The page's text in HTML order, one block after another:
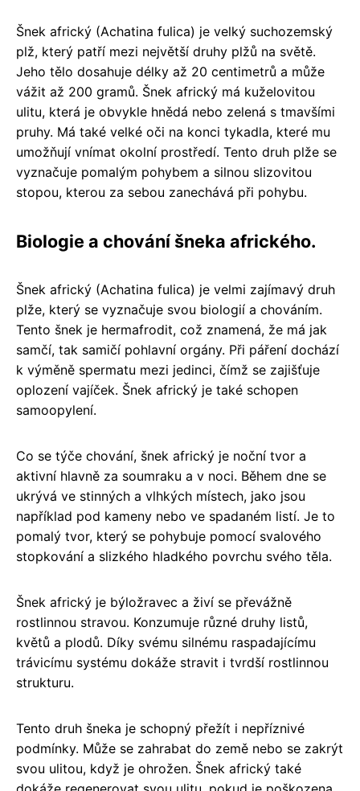
Šnek africký (Achatina fulica) je velký suchozemský
plž, který patří mezi největší druhy plžů na světě.
Jeho tělo dosahuje délky až 20 centimetrů a může
vážit až 200 gramů. Šnek africký má kuželovitou
ulitu, která je obvykle hnědá nebo zelená s tmavšími
pruhy. Má také velké oči na konci tykadla, které mu
umožňují vnímat okolní prostředí. Tento druh plže se
vyznačuje pomalým pohybem a silnou slizovitou
stopou, kterou za sebou zanechává při pohybu.
Biologie a chování šneka afrického.
Šnek africký (Achatina fulica) je velmi zajímavý druh
plže, který se vyznačuje svou biologií a chováním.
Tento šnek je hermafrodit, což znamená, že má jak
samčí, tak samičí pohlavní orgány. Při páření dochází
k výměně spermatu mezi jedinci, čímž se zajišťuje
oplození vajíček. Šnek africký je také schopen
samoopylení.
Co se týče chování, šnek africký je noční tvor a
aktivní hlavně za soumraku a v noci. Během dne se
ukrývá ve stinných a vlhkých místech, jako jsou
například pod kameny nebo ve spadaném listí. Je to
pomalý tvor, který se pohybuje pomocí svalového
stopkování a slizkého hladkého povrchu svého těla.
Šnek africký je býložravec a živí se převážně
rostlinnou stravou. Konzumuje různé druhy listů,
květů a plodů. Díky svému silnému raspadajícímu
trávicímu systému dokáže stravit i tvrdší rostlinnou
strukturu.
Tento druh šneka je schopný přežít i nepříznivé
podmínky. Může se zahrabat do země nebo se zakrýt
svou ulitou, když je ohrožen. Šnek africký také